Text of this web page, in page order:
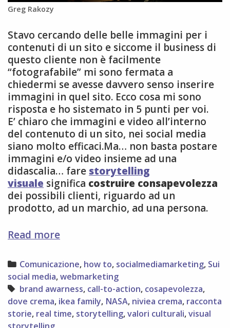
Greg Rakozy
Stavo cercando delle belle immagini per i
contenuti di un sito e siccome il business di
questo cliente non è facilmente
“fotografabile” mi sono fermata a
chiedermi se avesse davvero senso inserire
immagini in quel sito. Ecco cosa mi sono
risposta e ho sistemato in 5 punti per voi.
E’ chiaro che immagini e video all’interno
del contenuto di un sito, nei social media
siano molto efficaci.Ma… non basta postare
immagini e/o video insieme ad una
didascalia… fare storytelling
visuale significa costruire consapevolezza
dei possibili clienti, riguardo ad un
prodotto, ad un marchio, ad una persona.
Read more5
per
rinforzare
lo
storytelling
visuale
Categories
Comunicazione, how to, socialmediamarketing, Sui
social media,webmarketing
Tags
brand awarness, call-to-action, cosapevolezza,
dove crema, ikea family, NASA, niviea crema, racconta
storie, real time, storytelling,valori culturali,visual
storytelling